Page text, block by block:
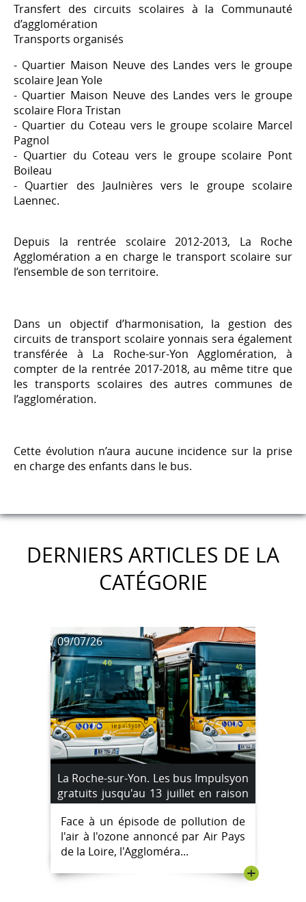
Transfert des circuits scolaires à la Communauté
d’agglomération
Transports organisés
- Quartier Maison Neuve des Landes vers le groupe
scolaire Jean Yole
- Quartier Maison Neuve des Landes vers le groupe
scolaire Flora Tristan
- Quartier du Coteau vers le groupe scolaire Marcel
Pagnol
- Quartier du Coteau vers le groupe scolaire Pont
Boileau
- Quartier des Jaulnières vers le groupe scolaire
Laennec.
Depuis la rentrée scolaire 2012-2013, La Roche
Agglomération a en charge le transport scolaire sur
l’ensemble de son territoire.
Dans un objectif d’harmonisation, la gestion des
circuits de transport scolaire yonnais sera également
transférée à La Roche-sur-Yon Agglomération, à
compter de la rentrée 2017-2018, au même titre que
les transports scolaires des autres communes de
l’agglomération.
Cette évolution n’aura aucune incidence sur la prise
en charge des enfants dans le bus.
DERNIERS ARTICLES DE LA
CATÉGORIE
09/07/26
La Roche-sur-Yon. Les bus Impulsyon
gratuits jusqu'au 13 juillet en raison
d'un pic de pollution à l'ozone
Face à un épisode de pollution de
l'air à l'ozone annoncé par Air Pays
de la Loire, l'Aggloméra...
+